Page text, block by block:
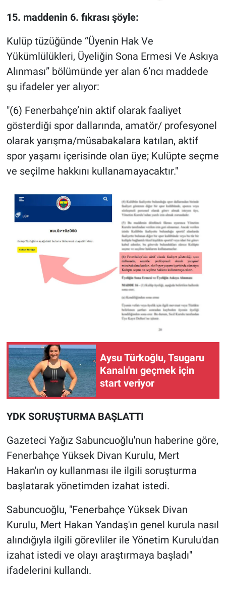
15. maddenin 6. fıkrası şöyle:
Kulüp tüzüğünde “Üyenin Hak Ve
Yükümlülükleri, Üyeliğin Sona Ermesi Ve Askıya
Alınması” bölümünde yer alan 6’ncı maddede
şu ifadeler yer alıyor:
"(6) Fenerbahçe’nin aktif olarak faaliyet
gösterdiği spor dallarında, amatör/ profesyonel
olarak yarışma/müsabakalara katılan, aktif
spor yaşamı içerisinde olan üye; Kulüpte seçme
ve seçilme hakkını kullanamayacaktır."
Aysu Türkoğlu, Tsugaru
Kanalı'nı geçmek için
start veriyor
YDK SORUŞTURMA BAŞLATTI
Gazeteci Yağız Sabuncuoğlu'nun haberine göre,
Fenerbahçe Yüksek Divan Kurulu, Mert
Hakan'ın oy kullanması ile ilgili soruşturma
başlatarak yönetimden izahat istedi.
Sabuncuoğlu, "Fenerbahçe Yüksek Divan
Kurulu, Mert Hakan Yandaş'ın genel kurula nasıl
alındığıyla ilgili görevliler ile Yönetim Kurulu'dan
izahat istedi ve olayı araştırmaya başladı"
ifadelerini kullandı.
Spor
Teknoloji
Türkiye'nin Geleceği
Türkiye'nin Gündemi
Yerel Gündem
Yerel Yaşam
Canlı Yayın